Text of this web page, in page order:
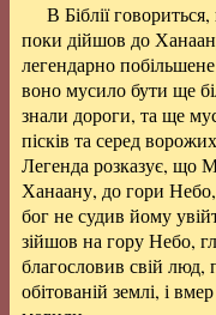
В Біблії
поки дійшов до
легендарно
воно мусило бути ще
знали дороги, та ще
пісків та серед
Легенда розказує, що
Ханаану, до гори
бог не судив йому
зійшов на гору Небо,
благословив свій
обітованій землі, і